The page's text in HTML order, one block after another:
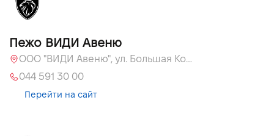
Пежо ВИДИ Авеню
ООО "ВИДИ Авеню", ул. Большая Кольцевая, 60
044 591 30 00
Перейти на сайт